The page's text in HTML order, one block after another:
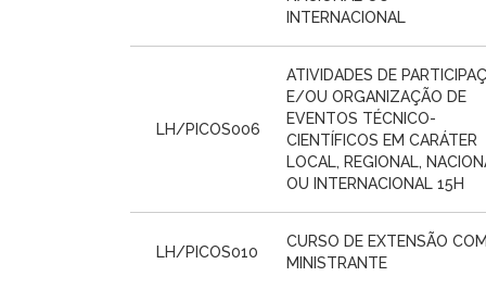
INTERNACIONAL
LH/PICOS006
ATIVIDADES DE
E/OU ORGANIZAÇÃO DE
EVENTOS TÉCNICO-
CIENTÍFICOS EM CARÁTER
LOCAL, REGIONAL,
OU INTERNACIONAL 15H
LH/PICOS010
CURSO DE EXTENSÃO
MINISTRANTE